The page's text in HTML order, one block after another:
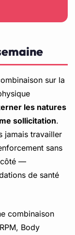
sur la
les natures
sollicitation.
jamais travailler
sans
côté —
de santé
combinaison
Body